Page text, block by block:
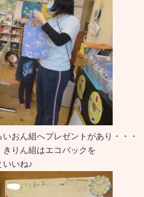
おん組へプレゼントがあり・・・
りん組はエコバックを
いいね♪